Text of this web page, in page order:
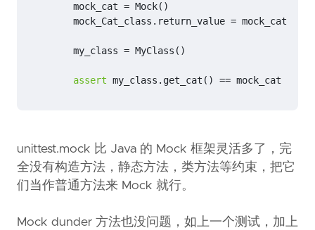
mock_cat = Mock()
mock_Cat_class . return_value = mock_cat
my_class = MyClass ()
assert my_class . get_cat () == mock_cat
unittest.mock 比 Java 的 Mock 框架灵活多了，完
全没有构造方法，静态方法，类方法等约束，把它
们当作普通方法来 Mock 就行。
Mock dunder 方法也没问题，如上一个测试，加上